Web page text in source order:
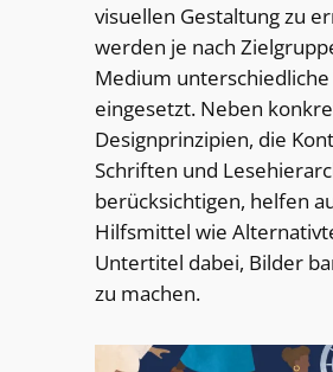
visuellen Gestaltung zu
werden je nach
Medium unterschiedliche
eingesetzt. Neben
Designprinzipien, die
Schriften und
berücksichtigen, helfen
Hilfsmittel wie
Untertitel dabei, Bilder
zu machen.